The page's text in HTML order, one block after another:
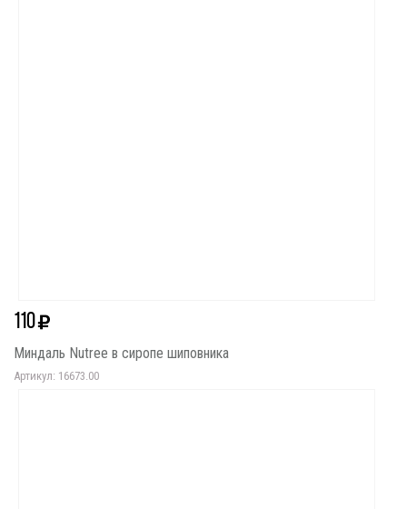
110
Миндаль Nutree в сиропе шиповника
Артикул: 16673.00